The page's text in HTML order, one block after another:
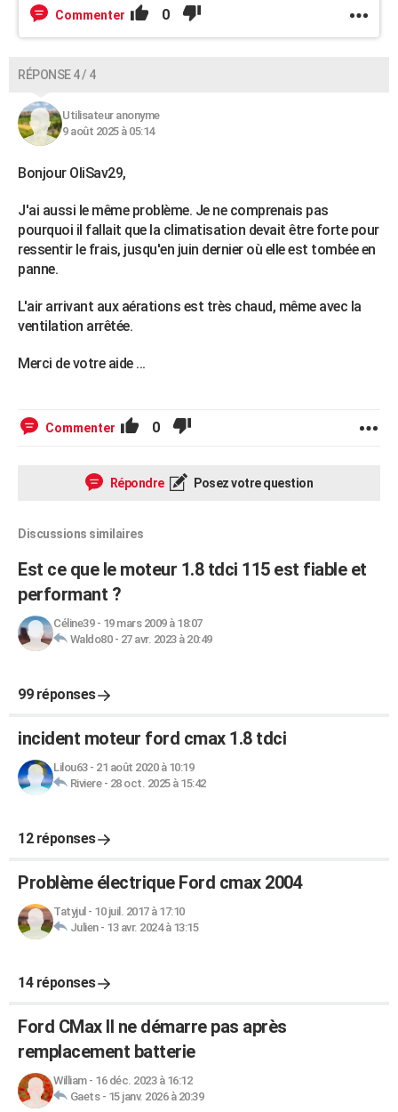
Commenter 0
RÉPONSE 4 / 4
Utilisateur anonyme
9 août 2025 à 05:14
Bonjour OliSav29,
J'ai aussi le même problème. Je ne comprenais pas
pourquoi il fallait que la climatisation devait être forte pour
ressentir le frais, jusqu'en juin dernier où elle est tombée en
panne.
L'air arrivant aux aérations est très chaud, même avec la
ventilation arrêtée.
Merci de votre aide ...
Commenter 0
Répondre Posez votre question
Discussions similaires
Est ce que le moteur 1.8 tdci 115 est fiable et
performant ?
Céline39- 19 mars 2009 à 18:07
Waldo80- 27 avr. 2023 à 20:49
99 réponses
incident moteur ford cmax 1.8 tdci
Lilou63- 21 août 2020 à 10:19
Riviere- 28 oct. 2025 à 15:42
12 réponses
Problème électrique Ford cmax 2004
Tatyjul - 10 juil. 2017 à 17:10
Julien- 13 avr. 2024 à 13:15
14 réponses
Ford CMax II ne démarre pas après
remplacement batterie
William- 16 déc. 2023 à 16:12
Gaets- 15 janv. 2026 à 20:39